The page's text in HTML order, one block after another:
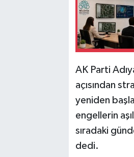
AK Parti
açısından
yeniden
engellerin
sıradaki
dedi.